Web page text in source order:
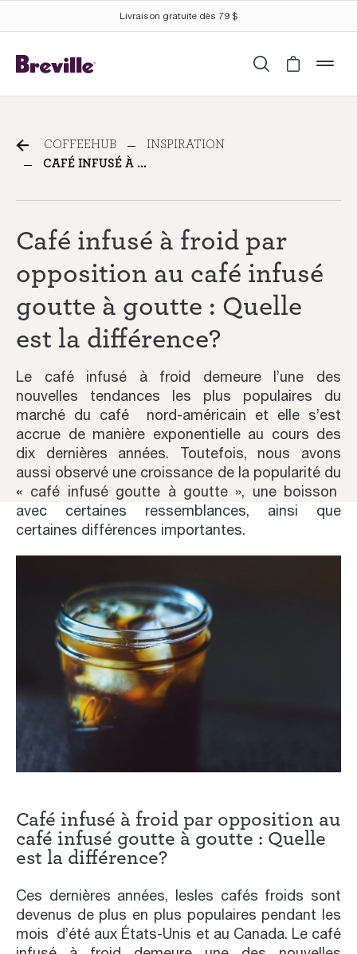
What’s the difference?
COFFEEHUB
INSPIRATION
CAFÉ INFUSÉ À ...
Café infusé à froid par
opposition au café infusé
goutte à goutte : Quelle
est la différence?
Le café infusé à froid demeure l’une des
nouvelles tendances les plus populaires du
marché du café nord-américain et elle s’est
accrue de manière exponentielle au cours des
dix dernières années. Toutefois, nous avons
aussi observé une croissance de la popularité du
« café infusé goutte à goutte », une boisson
avec certaines ressemblances, ainsi que
certaines différences importantes.
Café infusé à froid par opposition au
café infusé goutte à goutte : Quelle
est la différence?
Ces dernières années, lesles cafés froids sont
devenus de plus en plus populaires pendant les
mois d’été aux États-Unis et au Canada. Le café
Livraison gratuite dès 79 $
Recherche
Cart is